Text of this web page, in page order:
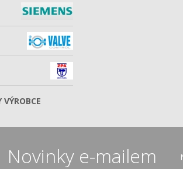
Novinky e-mailem